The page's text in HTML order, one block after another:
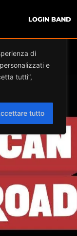
di
e
tutti”,
tutto
LOGIN BAND